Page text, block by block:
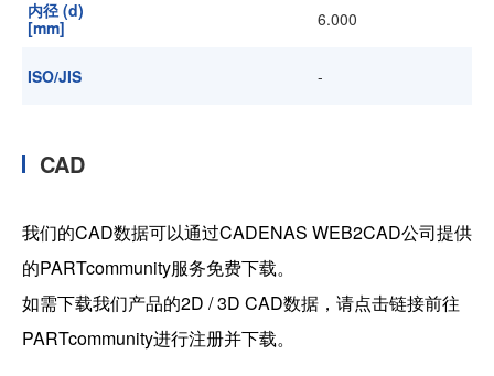
内径 (d)
[mm]
6.000
ISO/JIS -
CAD
我们的CAD数据可以通过CADENAS WEB2CAD公司提供
的PARTcommunity服务免费下载。
如需下载我们产品的2D / 3D CAD数据，请点击链接前往
PARTcommunity进行注册并下载。